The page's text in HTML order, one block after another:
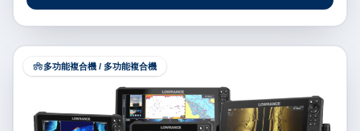
多功能複合機 / 多功能複合機